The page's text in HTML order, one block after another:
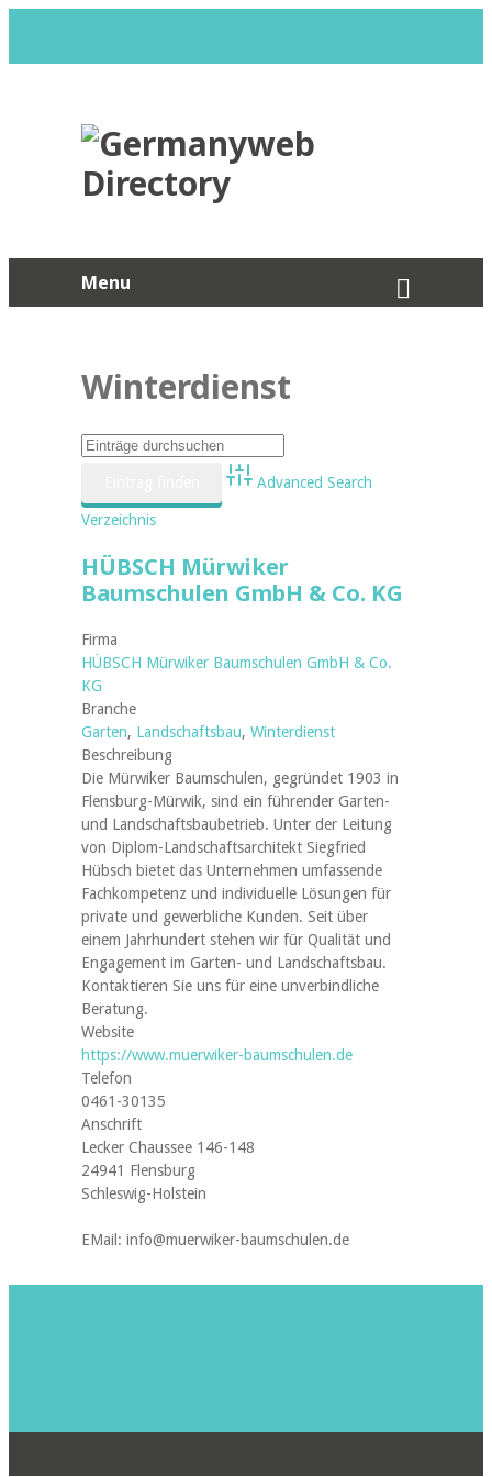
Menu
Winterdienst
Advanced Search
Verzeichnis
HÜBSCH Mürwiker
Baumschulen GmbH & Co. KG
Firma
HÜBSCH Mürwiker Baumschulen GmbH & Co.
KG
Branche
Garten, Landschaftsbau, Winterdienst
Beschreibung
Die Mürwiker Baumschulen, gegründet 1903 in
Flensburg-Mürwik, sind ein führender Garten-
und Landschaftsbaubetrieb. Unter der Leitung
von Diplom-Landschaftsarchitekt Siegfried
Hübsch bietet das Unternehmen umfassende
Fachkompetenz und individuelle Lösungen für
private und gewerbliche Kunden. Seit über
einem Jahrhundert stehen wir für Qualität und
Engagement im Garten- und Landschaftsbau.
Kontaktieren Sie uns für eine unverbindliche
Beratung.
Website
https://www.muerwiker-baumschulen.de
Telefon
0461-30135
Anschrift
Lecker Chaussee 146-148
24941 Flensburg
Schleswig-Holstein
EMail: info@muerwiker-baumschulen.de